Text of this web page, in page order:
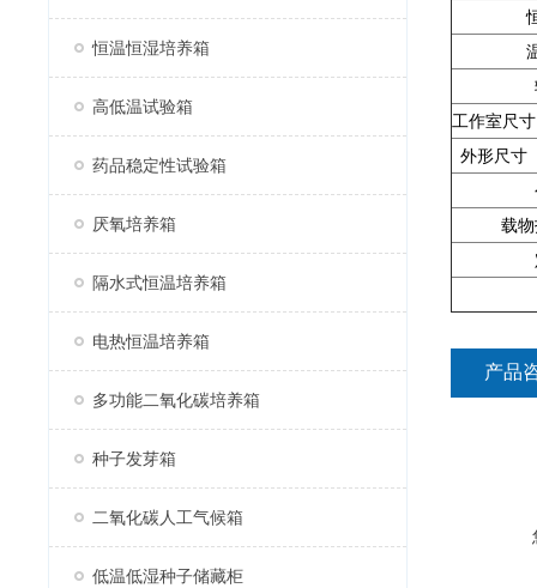
恒温恒湿培养箱
高低温试验箱
药品稳定性试验箱
厌氧培养箱
隔水式恒温培养箱
电热恒温培养箱
多功能二氧化碳培养箱
种子发芽箱
二氧化碳人工气候箱
低温低湿种子储藏柜
工作室
外形尺
载
产品